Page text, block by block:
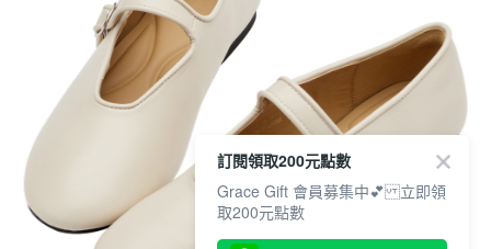
訂閱領取200元點數
Grace Gift 會員募集中💕 立即領
取200元點數